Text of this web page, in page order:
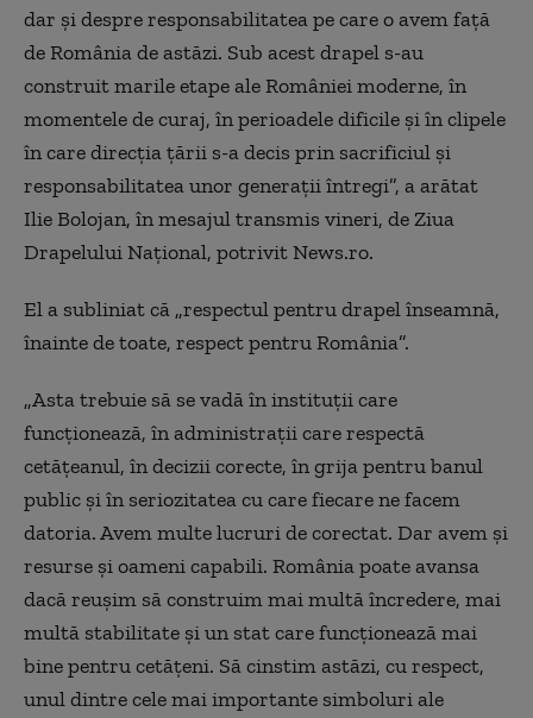
dar şi despre responsabilitatea pe care o avem faţă
de România de astăzi. Sub acest drapel s-au
construit marile etape ale României moderne, în
momentele de curaj, în perioadele dificile şi în clipele
în care direcţia ţării s-a decis prin sacrificiul şi
responsabilitatea unor generaţii întregi”, a arătat
Ilie Bolojan, în mesajul transmis vineri, de Ziua
Drapelului Naţional, potrivit News.ro.
El a subliniat că „respectul pentru drapel înseamnă,
înainte de toate, respect pentru România”.
„Asta trebuie să se vadă în instituţii care
funcţionează, în administraţii care respectă
cetăţeanul, în decizii corecte, în grija pentru banul
public şi în seriozitatea cu care fiecare ne facem
datoria. Avem multe lucruri de corectat. Dar avem şi
resurse şi oameni capabili. România poate avansa
dacă reuşim să construim mai multă încredere, mai
multă stabilitate şi un stat care funcţionează mai
bine pentru cetăţeni. Să cinstim astăzi, cu respect,
unul dintre cele mai importante simboluri ale